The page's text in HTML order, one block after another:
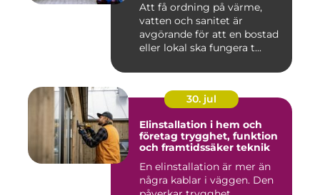
Att få ordning på värme,
vatten och sanitet är
avgörande för att en bostad
eller lokal ska fungera t...
30. jul
Elinstallation i hem och
företag trygghet, funktion
och framtidssäker teknik
En elinstallation är mer än
några kablar i väggen. Den